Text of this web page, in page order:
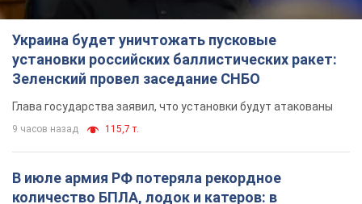
Украина будет уничтожать пусковые
установки российских баллистических ракет:
Зеленский провел заседание СНБО
Глава государства заявил, что установки будут атакованы
9 часов назад 115,7 т.
В июле армия РФ потеряла рекордное
количество БПЛА, лодок и катеров: в